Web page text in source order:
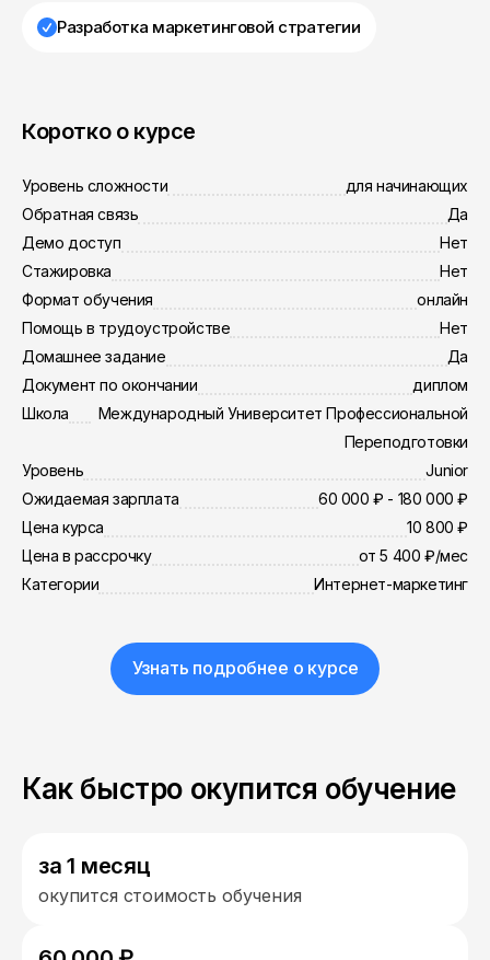
Разработка маркетинговой стратегии
Коротко о курсе
Уровень сложности
для начинающих
Обратная связь
Да
Демо доступ
Нет
Стажировка
Нет
Формат обучения
онлайн
Помощь в трудоустройстве
Нет
Домашнее задание
Да
Документ по окончании
диплом
Школа
Международный Университет Профессиональной
Переподготовки
Уровень
Junior
Ожидаемая зарплата
60 000 ₽ - 180 000 ₽
Цена курса
10 800 ₽
Цена в рассрочку
от 5 400 ₽/мес
Категории
Интернет-маркетинг
Узнать подробнее о курсе
Как быстро окупится обучение
за 1 месяц
окупится стоимость обучения